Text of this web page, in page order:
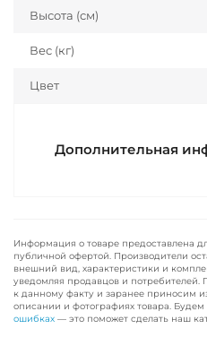
Высота (см)
Вес (кг)
Цвет
Дополнительная
Информация о товаре предоставлена
публичной офертой. Производители
внешний вид, характеристики и
уведомляя продавцов и
к данному факту и заранее приносим
описании и фотографиях товара.
ошибках — это поможет сделать наш